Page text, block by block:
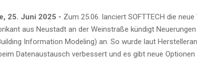
25. Juni 2025 - Zum 25.06. lan­ciert SOFTTECH die
aus Neu­stadt an der Wein­stra­ße kün­digt
Infor­ma­ti­on Mode­ling) an. So wur­de laut
Daten­aus­tausch ver­bes­sert und es gibt neue